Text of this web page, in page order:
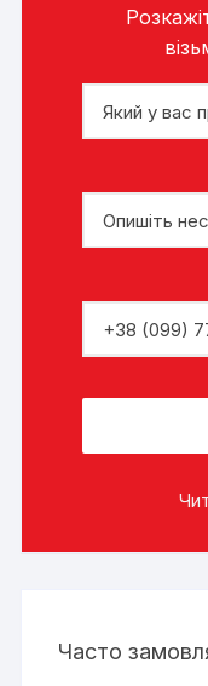
Часто